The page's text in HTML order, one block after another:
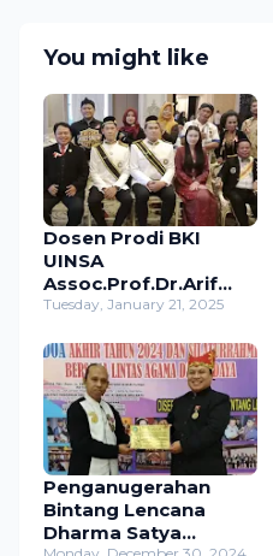
You might like
Dosen Prodi BKI
UINSA
Assoc.Prof.Dr.Arif
Ainur Rofiq Terima
Bergengsi Maharaja
Kutai Mulawarman.
Tuesday, January 21, 2025
Penganugerahan
Bintang Lencana
Dharma Satya